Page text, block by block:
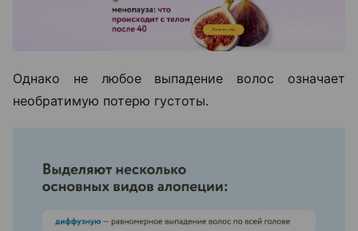
Однако не любое выпадение волос означает
необратимую потерю густоты.